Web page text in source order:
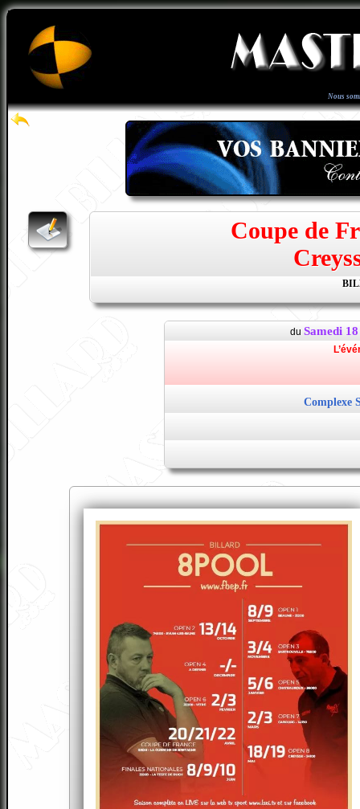
Nous
Coupe de
du Samedi
Complexe